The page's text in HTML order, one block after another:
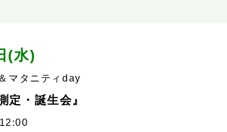
(水)
マタニティday
定・誕生会』